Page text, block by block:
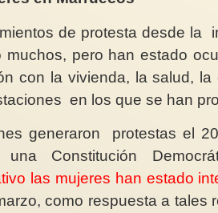
de protesta desde la
muchos, pero han estado
con la vivienda, la salud,
en los que se han
generaron
protestas el
una Constitución
las mujeres han estado
como respuesta a tales